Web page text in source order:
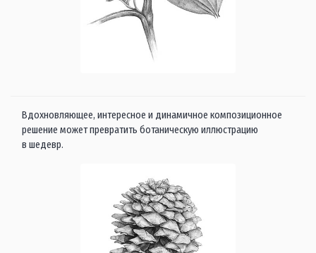
Вдохновляющее, интересное и динамичное композиционное
решение может превратить ботаническую иллюстрацию
в шедевр.